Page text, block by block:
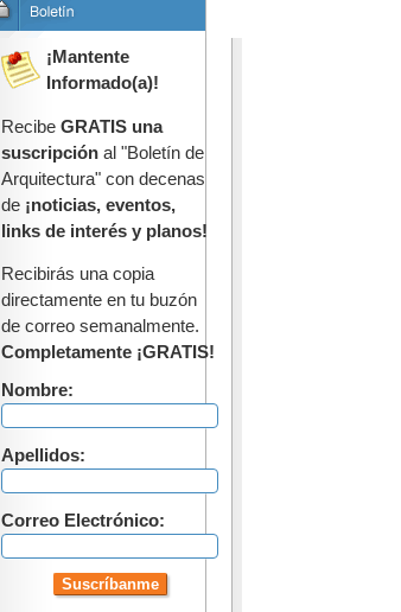
¡Mantente
Informado(a)!
Recibe GRATIS una
suscripción al "Boletín de
Arquitectura" con decenas
de ¡noticias, eventos,
links de interés y planos!
Recibirás una copia
directamente en tu buzón
de correo semanalmente.
Completamente ¡GRATIS!
Nombre:
Apellidos:
Correo Electrónico: